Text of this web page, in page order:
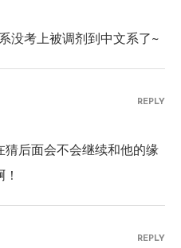
没考上被调剂到中文系了~
后面会不会继续和他的缘
REPLY
REPLY